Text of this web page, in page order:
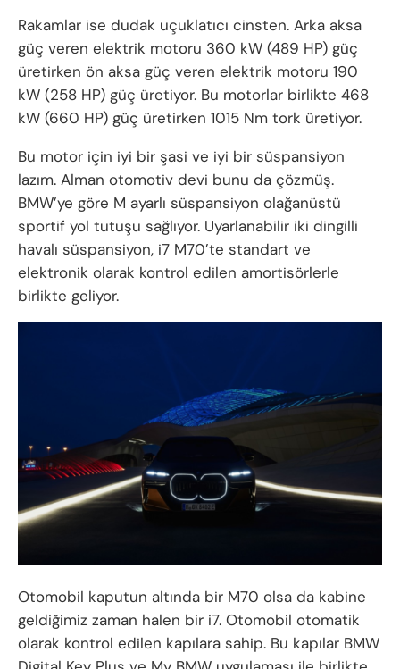
Rakamlar ise dudak uçuklatıcı cinsten. Arka aksa
güç veren elektrik motoru 360 kW (489 HP) güç
üretirken ön aksa güç veren elektrik motoru 190
kW (258 HP) güç üretiyor. Bu motorlar birlikte 468
kW (660 HP) güç üretirken 1015 Nm tork üretiyor.
Bu motor için iyi bir şasi ve iyi bir süspansiyon
lazım. Alman otomotiv devi bunu da çözmüş.
BMW’ye göre M ayarlı süspansiyon olağanüstü
sportif yol tutuşu sağlıyor. Uyarlanabilir iki dingilli
havalı süspansiyon, i7 M70’te standart ve
elektronik olarak kontrol edilen amortisörlerle
birlikte geliyor.
Otomobil kaputun altında bir M70 olsa da kabine
geldiğimiz zaman halen bir i7. Otomobil otomatik
olarak kontrol edilen kapılara sahip. Bu kapılar BMW